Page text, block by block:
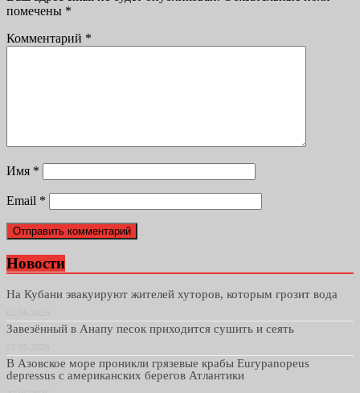
помечены *
Комментарий *
Имя *
Email *
Новости
На Кубани эвакуируют жителей хуторов, которым грозит вода
Завезённый в Анапу песок приходится сушить и сеять
В Азовское море проникли грязевые крабы Eurypanopeus
depressus с американских берегов Атлантики